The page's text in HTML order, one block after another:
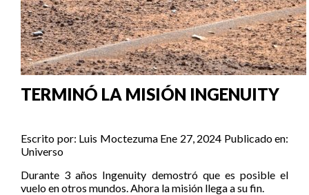
TERMINÓ LA MISIÓN INGENUITY
Escrito por: Luis Moctezuma Ene 27, 2024 Publicado en:
Universo
Durante 3 años Ingenuity demostró que es posible el
vuelo en otros mundos. Ahora la misión llega a su fin.